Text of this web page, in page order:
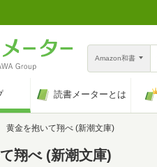
Amazon和書
読書メーターとは
黄金を抱いて翔べ (新潮文庫)
翔べ (新潮文庫)